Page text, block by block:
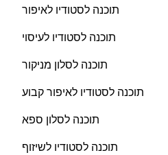
תוכנה לסטודיו לאיפור
תוכנה לסטודיו לעיסוי
תוכנה לסלון מניקור
תוכנה לסטודיו לאיפור קבוע
תוכנה לסלון ספא
תוכנה לסטודיו לשיזוף